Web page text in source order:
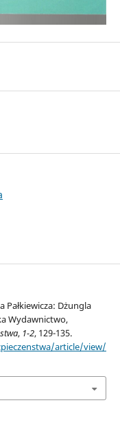
Pałkiewicza: Dżungla
Wydawnictwo,
, 1-2, 129-135.
article/view/